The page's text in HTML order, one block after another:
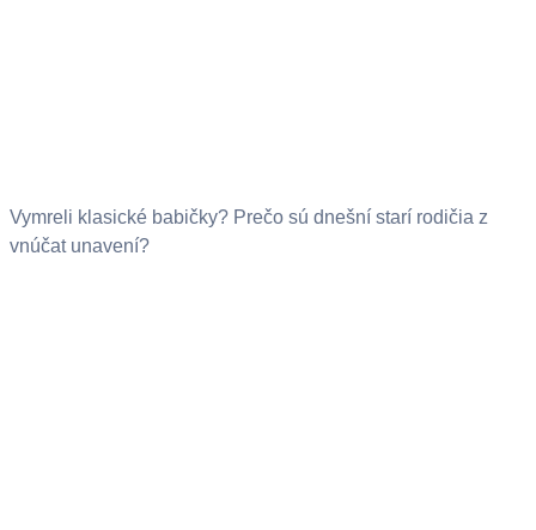
Vymreli klasické babičky? Prečo sú dnešní starí rodičia z
vnúčat unavení?